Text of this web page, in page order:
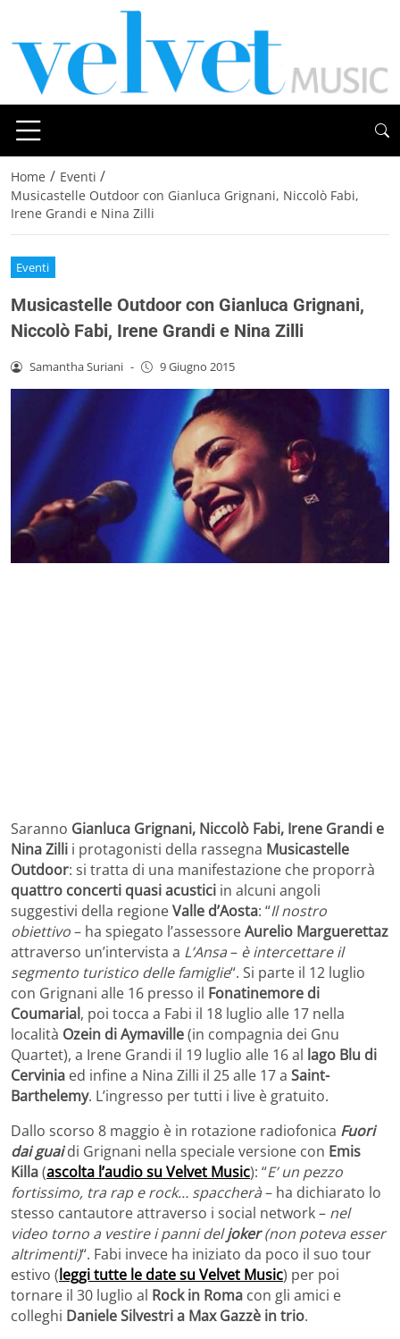
Home / Eventi /
Musicastelle Outdoor con Gianluca Grignani, Niccolò Fabi,
Irene Grandi e Nina Zilli
Eventi
Musicastelle Outdoor con Gianluca Grignani,
Niccolò Fabi, Irene Grandi e Nina Zilli
Samantha Suriani - 9 Giugno 2015
Saranno Gianluca Grignani, Niccolò Fabi, Irene Grandi e
Nina Zilli i protagonisti della rassegna Musicastelle
Outdoor: si tratta di una manifestazione che proporrà
quattro concerti quasi acustici in alcuni angoli
suggestivi della regioneValle d’Aosta: “Il nostro
obiettivo– ha spiegato l’assessoreAurelio Marguerettaz
attraverso un’intervista a L’Ansa– è intercettare il
segmento turistico delle famiglie“. Si parte il 12 luglio
con Grignani alle 16 presso il Fonatinemore di
Coumarial, poi tocca a Fabi il 18 luglio alle 17 nella
località Ozein di Aymaville(in compagnia dei Gnu
Quartet), a Irene Grandi il 19 luglio alle 16 al lago Blu di
Cervinia ed infine a Nina Zilli il 25 alle 17 a Saint-
Barthelemy. L’ingresso per tutti i live è gratuito.
Dallo scorso 8 maggio è in rotazione radiofonica Fuori
dai guaidi Grignani nella speciale versione con Emis
Killa(ascolta l’audio su Velvet Music): “E’ un pezzo
fortissimo, tra rap e rock… spaccherà– ha dichiarato lo
stesso cantautore attraverso i social network – nel
video torno a vestire i panni deljoker(non poteva esser
altrimenti)“. Fabi invece ha iniziato da poco il suo tour
estivo (leggi tutte le date su Velvet Music) per poi
tornare il 30 luglio al Rock in Roma con gli amici e
colleghi Daniele Silvestri a Max Gazzè in trio.